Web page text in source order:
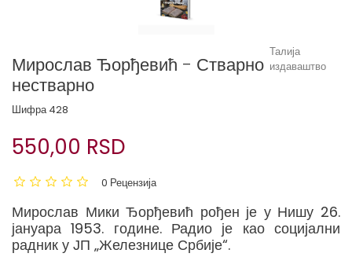
Мирослав Ђорђевић - Стварно
нестварно
Шифра 428
550,00 RSD
0 Рецензија
Мирослав Мики Ђорђевић рођен је у Нишу 26.
јануара 1953. године. Радио је као социјални
радник у ЈП „Железнице Србије“.
Талија
издаваштво